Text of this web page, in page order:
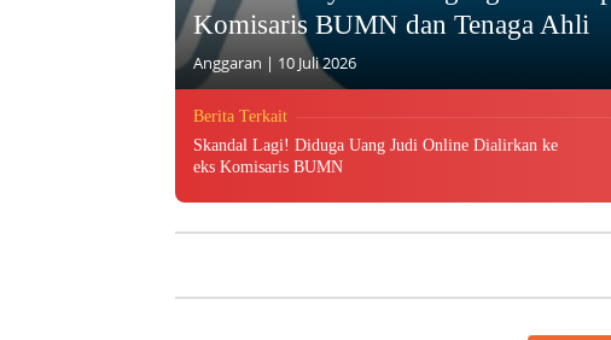
Komisaris BUMN dan Tenaga Ahli
Anggaran | 10 Juli 2026
Berita Terkait
Skandal Lagi! Diduga Uang Judi Online Dialirkan ke
eks Komisaris BUMN